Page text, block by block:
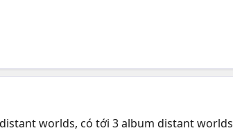
worlds, có tới 3 album distant